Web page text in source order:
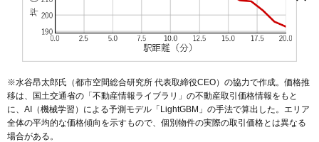
無料一括査定をする
港北ファミールガーデンE棟
交通 センター北駅（10分）
相場 6,180万円～6,580万円
※水谷昂太郎氏（都市空間総合研究所 代表取締役CEO）の協力で作成。価格推
移は、国土交通省の「不動産情報ライブラリ 」の不動産取引価格情報をもと
に、AI（機械学習）による予測モデル「LightGBM」の手法で算出した。エリア
全体の平均的な価格傾向を示すもので、個別物件の実際の取引価格とは異なる
場合がある。
大熊町
北山田葛が谷
佐江戸町桜並木新栄町すみれが丘高山茅ケ崎中央茅ケ崎東
茅ケ崎南中川中川中央長坂仲町台早渕東方町東山田南山田
見花山
中川駅